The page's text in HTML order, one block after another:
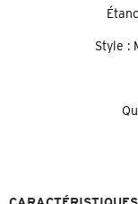
Style :